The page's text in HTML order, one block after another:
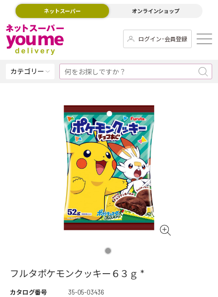
ネットスーパー オンラインショップ
ログイン･会員登録
カテゴリー
フルタポケモンクッキー６３ｇ *
カタログ番号
35-05-03436